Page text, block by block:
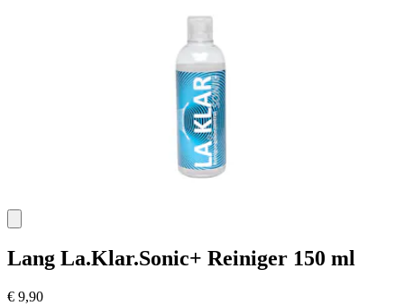
Lang La.Klar.Sonic+ Reiniger 150 ml
€ 9,90